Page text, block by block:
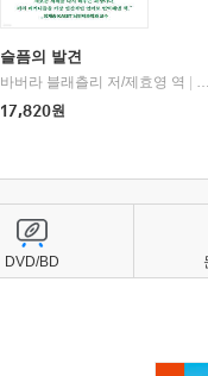
슬픔의 발견
바버라 블래츨리 저/제효영 역
17,820원
DVD/BD